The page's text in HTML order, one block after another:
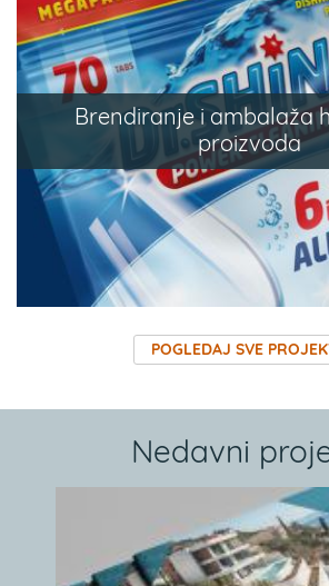
Brendiranje i ambalaža
proizvoda
POGLEDAJ SVE
Nedavni